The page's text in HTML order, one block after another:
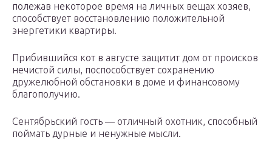
полежав некоторое время на личных вещах хозяев,
способствует восстановлению положительной
энергетики квартиры.
Прибившийся кот в августе защитит дом от происков
нечистой силы, поспособствует сохранению
дружелюбной обстановки в доме и финансовому
благополучию.
Сентябрьский гость — отличный охотник, способный
поймать дурные и ненужные мысли.